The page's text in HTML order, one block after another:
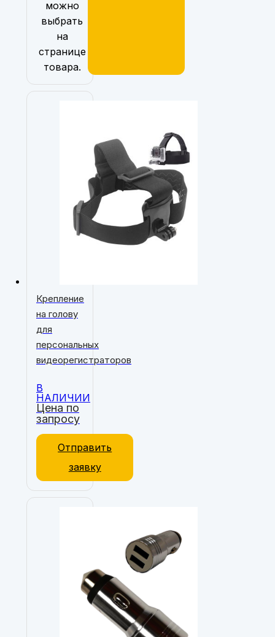
можно
выбрать
на
странице
товара.
Цена по
запросу
Крепление
на голову
для
персональных
видеорегистраторов
В
НАЛИЧИИ
Отправить
заявку